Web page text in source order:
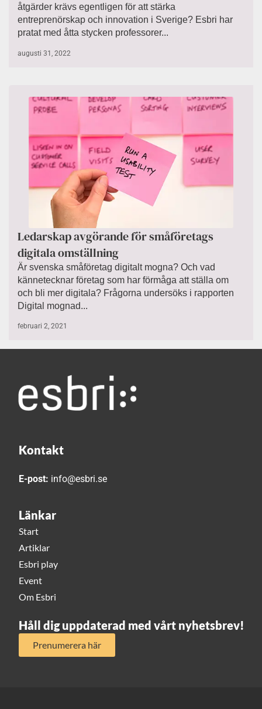
åtgärder krävs egentligen för att stärka
entreprenörskap och innovation i Sverige? Esbri har
pratat med åtta stycken professorer...
augusti 31, 2022
Ledarskap avgörande för småföretags
digitala omställning
Är svenska småföretag digitalt mogna? Och vad
kännetecknar företag som har förmåga att ställa om
och bli mer digitala? Frågorna undersöks i rapporten
Digital mognad...
februari 2, 2021
Kontakt
E-post: info@esbri.se
Länkar
Start
Artiklar
Esbri play
Event
Om Esbri
Håll dig uppdaterad med vårt nyhetsbrev!
Prenumerera här